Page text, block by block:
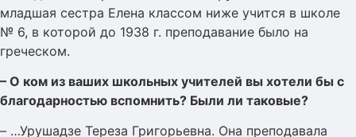
младшая сестра Елена классом ниже учится в школе
№ 6, в которой до 1938 г. преподавание было на
греческом.
– О ком из ваших школьных учителей вы хотели бы с
благодарностью вспомнить? Были ли таковые?
– …Урушадзе Тереза Григорьевна. Она преподавала